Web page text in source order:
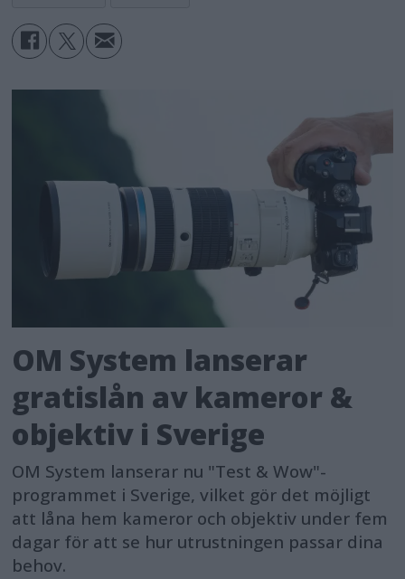
OM System lanserar
gratislån av kameror &
objektiv i Sverige
OM System lanserar nu "Test & Wow"-
programmet i Sverige, vilket gör det möjligt
att låna hem kameror och objektiv under fem
dagar för att se hur utrustningen passar dina
behov.